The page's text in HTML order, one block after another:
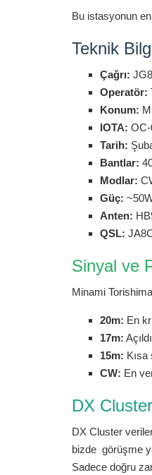
Bu istasyonun
Teknik
Çağrı:
Operatör:
Konum:
IOTA:
Tarih:
Bantlar:
Modlar:
Güç:
Anten:
QSL:
Sinyal ve
Minami
20m: En
17m:
15m: Kısa
CW: En
DX
DX Cluster
bizde görüşme
Sadece doğru